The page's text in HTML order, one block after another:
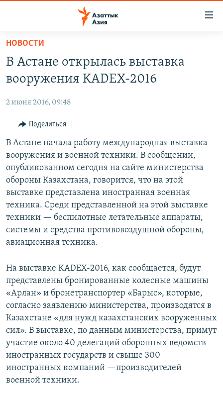
Вернуться
основному
содержанию
Вернутся
навигации
Вернутся
поиску
УЗБЕКИСТАН
ТАДЖИКИСТАН
ВОЙНА В УКРАИНЕ
НА ДРУГИХ ЯЗЫКАХ
ҚАЗАҚША
КЫРГЫЗЧА
ЎЗБЕКЧА
ТОҶИКӢ
TÜRKMENÇE
Все сайты РСЕ/РС
НОВОСТИ
В Астане открылась выставка
вооружения KADEX-2016
2 июня 2016, 09:48
Поделиться
В Астане начала работу международная выставка
вооружения и военной техники. В сообщении,
опубликованном сегодня на сайте министерства
обороны Казахстана, говорится, что на этой
выставке представлена иностранная военная
техника. Среди представленной на этой выставке
техники — беспилотные летательные аппараты,
системы и средства противовоздушной обороны,
авиационная техника.
На выставке KADEX-2016, как сообщается, будут
представлены бронированные колесные машины
«Арлан» и бронетранспортер «Барыс», которые,
согласно заявлению министерства, производятся в
Казахстане «для нужд казахстанских вооруженных
сил». В выставке, по данным министерства, примут
участие около 40 делегаций оборонных ведомств
иностранных государств и свыше 300
иностранных компаний —производителей
военной техники.